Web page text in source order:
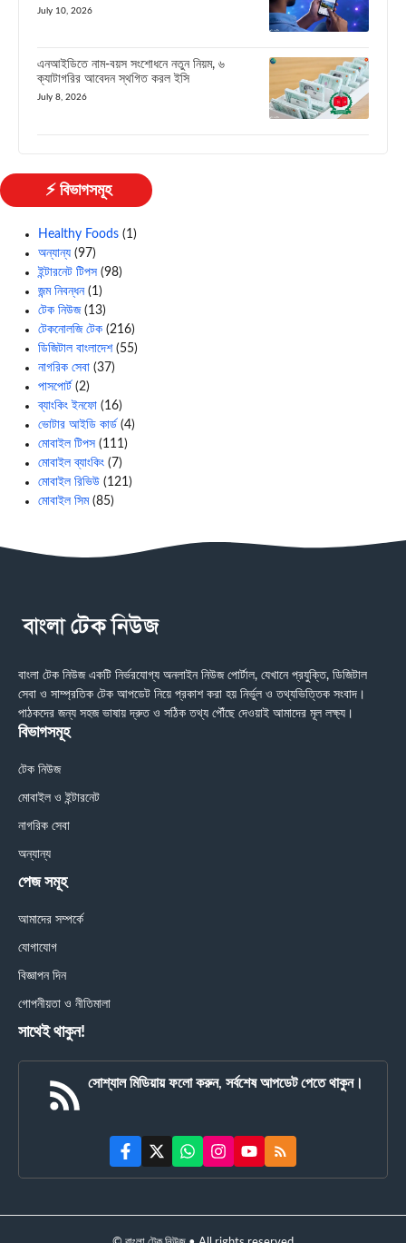
July 10, 2026
এনআইডিতে নাম-বয়স সংশোধনে নতুন নিয়ম, ৬
ক্যাটাগরির আবেদন স্থগিত করল ইসি
July 8, 2026
⚡ বিভাগসমূহ
Healthy Foods (1)
অন্যান্য (97)
ইন্টারনেট টিপস (98)
জন্ম নিবন্ধন(1)
টেক নিউজ(13)
টেকনোলজি টেক (216)
ডিজিটাল বাংলাদেশ(55)
নাগরিক সেবা (37)
পাসপোর্ট (2)
ব্যাংকিং ইনফো (16)
ভোটার আইডি কার্ড (4)
মোবাইল টিপস (111)
মোবাইল ব্যাংকিং (7)
মোবাইল রিভিউ (121)
মোবাইল সিম(85)
বাংলা টেক নিউজ একটি নির্ভরযোগ্য অনলাইন নিউজ পোর্টাল, যেখানে প্রযুক্তি, ডিজিটাল
সেবা ও সাম্প্রতিক টেক আপডেট নিয়ে প্রকাশ করা হয় নির্ভুল ও তথ্যভিত্তিক সংবাদ।
পাঠকদের জন্য সহজ ভাষায় দ্রুত ও সঠিক তথ্য পৌঁছে দেওয়াই আমাদের মূল লক্ষ্য।
বিভাগসমূহ
টেক নিউজ
মোবাইল ও ইন্টারনেট
নাগরিক সেবা
অন্যান্য
পেজ সমূহ
আমাদের সম্পর্কে
যোগাযোগ
বিজ্ঞাপন দিন
গোপনীয়তা ও নীতিমালা
সাথেই থাকুন!
সোশ্যাল মিডিয়ায় ফলো করুন, সর্বশেষ আপডেট পেতে থাকুন।